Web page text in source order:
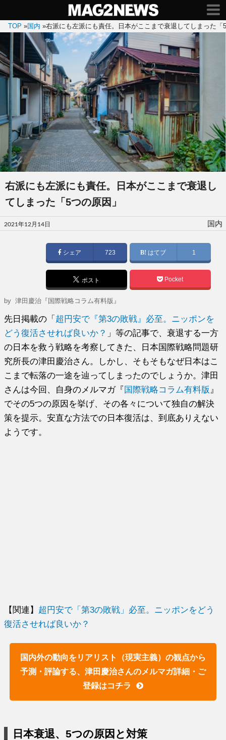
TOP »国内 »右派にも左派にも責任。日本がここまで衰退してしまった「
右派にも左派にも責任。日本がここまで衰退し
てしまった「5つの原因」
投
稿
2021年12月14日 国内
シェア 723 はてブ 1
ポスト Pocket
by津田慶治『国際戦略コラム有料版』
先日掲載の「 超円安で『第3の敗戦』必至。ニッポンを
どう復活させれば良いか？ 」等の記事で、衰退する一方
の日本を救う戦略を考察してきた、日本国際戦略問題研
究所長の津田慶治さん。しかし、そもそもなぜ日本はこ
こまで転落の一途を辿ってしまったのでしょうか。津田
さんは今回、自身のメルマガ『 国際戦略コラム有料版 』
でその5つの原因を挙げ、その各々について独自の解決
策を提示。安直な方法での日本復活は、到底ありえない
ようです。
【関連】 超円安で「第3の敗戦」必至。ニッポンをどう
復活させれば良いか？
国内外の動向をリアリスト（現実主義）の観点から
予測・評論する、津田慶治さんのメルマガ詳細・ご
登録はコチラ
日本衰退、5つの原因と対策